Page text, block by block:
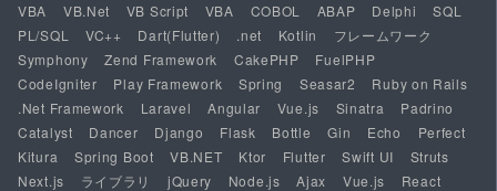
VBA
VB.Net VB Script VBA COBOL ABAP Delphi
SQL
PL/SQL
VC++ Dart(Flutter) .net Kotlin
フレームワーク
Symphony
Zend Framework CakePHP
FuelPHP
CodeIgniter
Play Framework Spring Seasar2
Ruby on Rails
.Net Framework
Laravel Angular Vue.js Sinatra
Padrino
Catalyst
Dancer Django Flask Bottle Gin Echo
Perfect
Kitura
Spring Boot VB.NET Ktor Flutter Swift UI
Struts
Next.js
ライブラリ jQuery Node.js Ajax Vue.js
React